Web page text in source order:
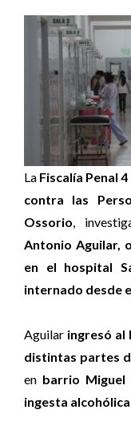
La Fiscalía Penal
contra las
Ossorio,
Antonio Aguilar,
en el hospital
internado desde
Aguilar ingresó al
distintas partes
en barrio
ingesta alcohólica